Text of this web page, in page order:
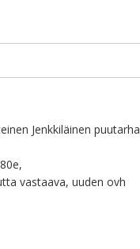
Jenkkiläinen puutarha
vastaava, uuden ovh